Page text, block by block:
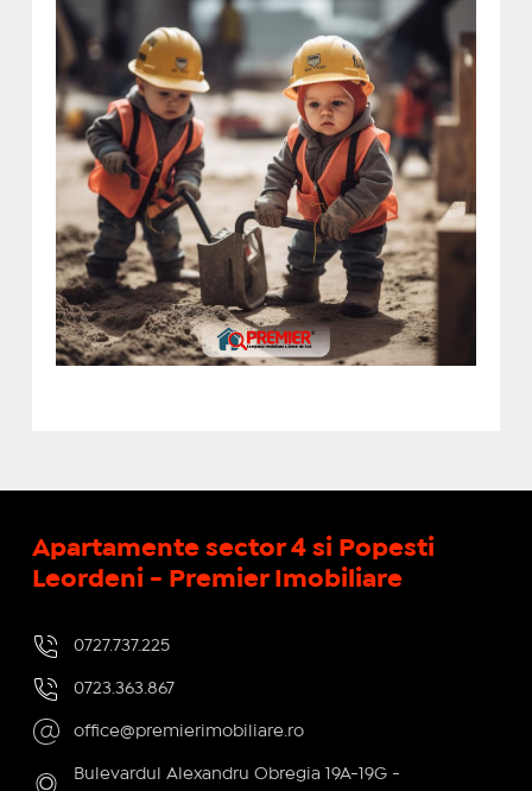
Apartamente sector 4 si Popesti
Leordeni - Premier Imobiliare
0727.737.225
0723.363.867
office@premierimobiliare.ro
Bulevardul Alexandru Obregia 19A-19G -